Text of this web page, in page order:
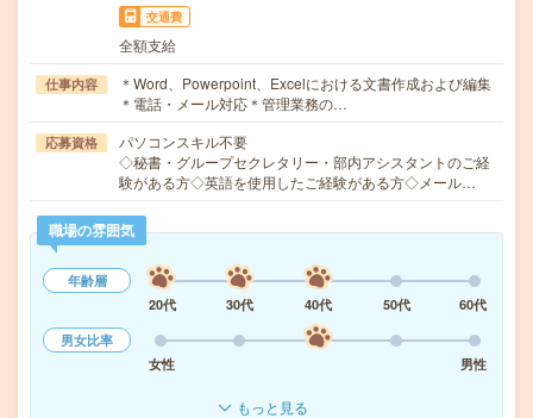
交通費
全額支給
仕事内容
＊Word、Powerpoint、Excelにおける文書作成および編集
＊電話・メール対応＊管理業務の…
応募資格
パソコンスキル不要
◇秘書・グループセクレタリー・部内アシスタントのご経
験がある方◇英語を使用したご経験がある方◇メール…
職場の雰囲気
年齢層
20代
30代 40代 50代
60代
男女比率
女性
男性
もっと見る